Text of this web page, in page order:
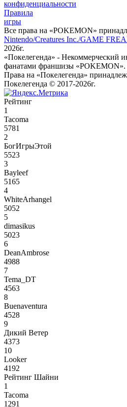
конфиденциальности
Правила
игры
Все права на «POKEMON»
Nintendo/Creatures Inc./GAME
2026г.
«Покелегенда» - Некоммерческий
фанатами франшизы «POKEMON».
Права на «Покелегенда»
Покелегенда © 2017-2026г.
Рейтинг
1
Tacoma
5781
2
БогИгрыЭтой
5523
3
Bayleef
5165
4
WhiteArhangel
5052
5
dimasikus
5023
6
DeanAmbrose
4988
7
Tema_DT
4563
8
Buenaventura
4528
9
Дикий Ветер
4373
10
Looker
4192
Рейтинг Шайни
1
Tacoma
1291